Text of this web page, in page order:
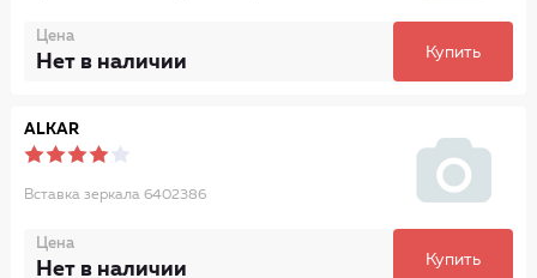
Цена
Нет в наличии Купить
ALKAR
Вставка зеркала 6402386
Цена
Нет в наличии Купить